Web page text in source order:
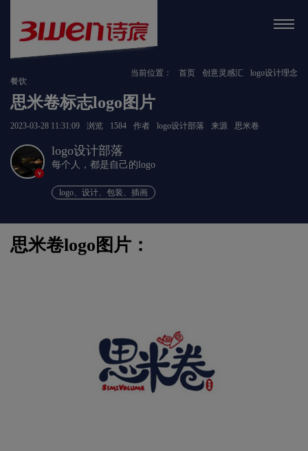
当前位置： 首页 创意灵感汇
logo设计理念
餐饮
思米卷标志logo图片
2023-03-28 11:31:09 浏览 1584 作者 logo设计部落 来源 思米卷
v
logo设计部落
每个人，都是自己的logo
logo、设计、包装、插画
思米卷logo图片：